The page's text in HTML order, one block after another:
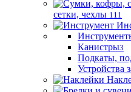
сетки, чехлы 111
Канистры3
Подкаты,
Устройства